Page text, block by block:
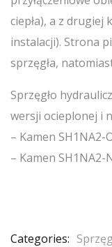
ciepła), a z
instalacji). Strona
sprzęgła,
Sprzęgło
wersji ocieplonej i
– Kamen SH1NA2-
– Kamen
Categories: